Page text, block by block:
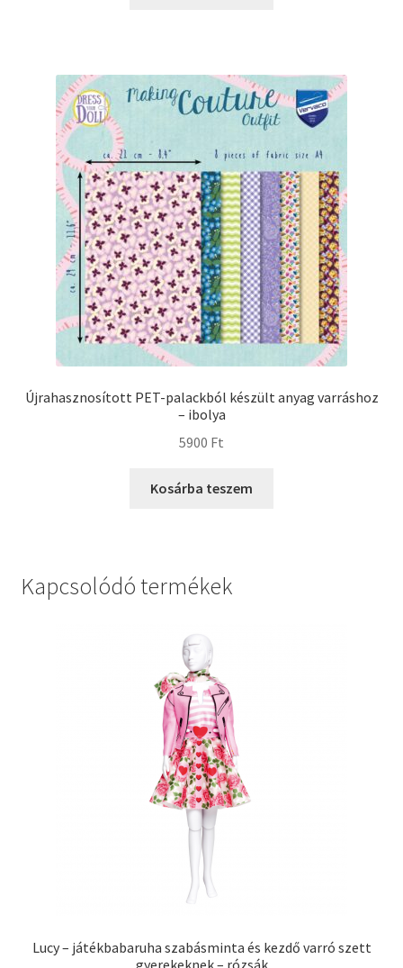
Újrahasznosított PET-palackból készült anyag varráshoz
– ibolya
5900 Ft
Kosárba teszem
Kapcsolódó termékek
Lucy – játékbabaruha szabásminta és kezdő varró szett